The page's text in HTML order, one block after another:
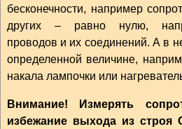
бесконечности, например
других – равно нулю,
проводов и их соединений. А в
определенной величине,
накала лампочки или
Внимание! Измерять
избежание выхода из строя